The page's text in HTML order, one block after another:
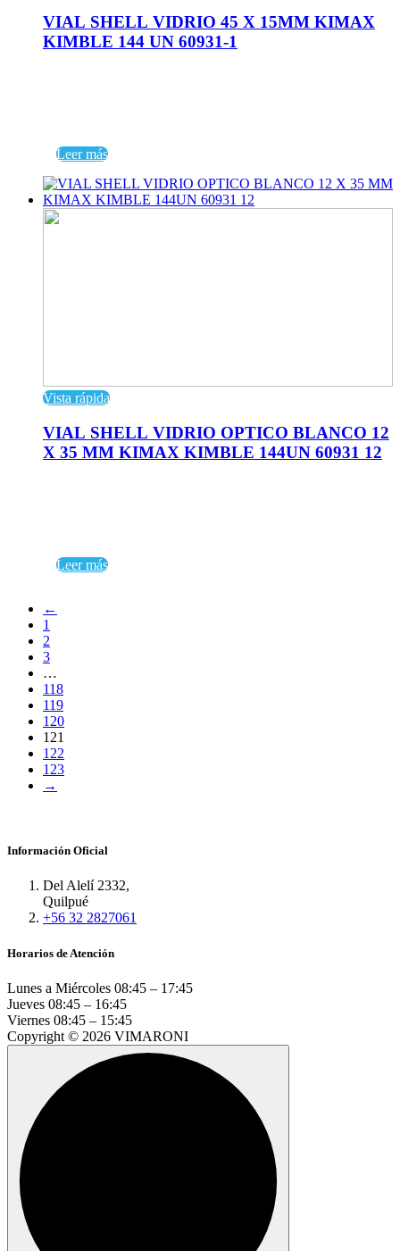
VIAL SHELL VIDRIO 45 X 15MM KIMAX
KIMBLE 144 UN 60931-1
Leer más
Vista rápida
VIAL SHELL VIDRIO OPTICO BLANCO 12
X 35 MM KIMAX KIMBLE 144UN 60931 12
Leer más
←
1
2
3
…
118
119
120
121
122
123
→
Información Oficial
Del Alelí 2332,
Quilpué
+56 32 2827061
Horarios de Atención
Lunes a Miércoles 08:45 – 17:45
Jueves 08:45 – 16:45
Viernes 08:45 – 15:45
Copyright © 2026 VIMARONI